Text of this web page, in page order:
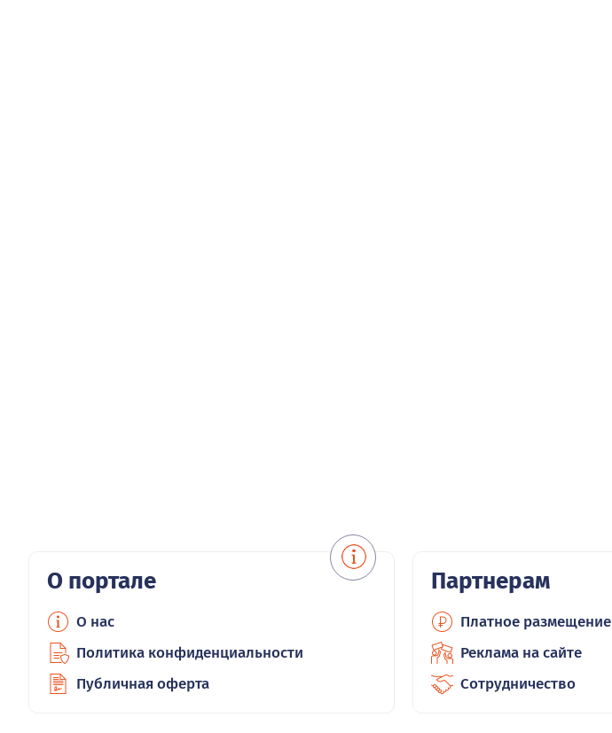
О портале
О нас
Политика конфиденциальности
Публичная оферта
Партнерам
Платное размещение
Реклама на сайте
Сотрудничество